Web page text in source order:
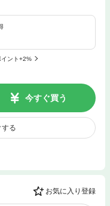
ント+2%
今すぐ買う
る
お気に入り登録